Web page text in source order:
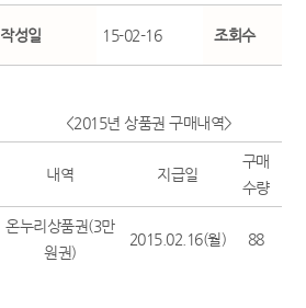
작성일 15-02-16 조회수
<2015년 상품권 구매내역>
내역 지급일
구매
수량
온누리상품권(3만
원권)
2015.02.16(월) 88